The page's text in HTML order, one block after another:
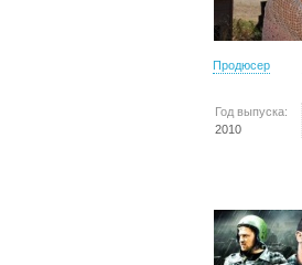
Продюсер
Год выпуска:
2010